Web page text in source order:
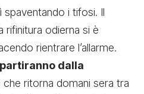
spaventando i tifosi. Il
rifinitura odierna si è
rientrare l’allarme.
dalla
che ritorna domani sera tra